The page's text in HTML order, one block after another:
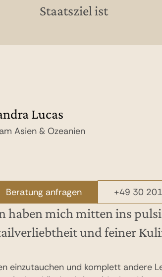
Staatsziel ist
Lucas
Asien & Ozeanien
Beratung anfragen +49 30
haben mich mitten ins
und feiner
einzutauchen und komplett andere
Feist
Asien & Ozeanien
Beratung anfragen +49 30